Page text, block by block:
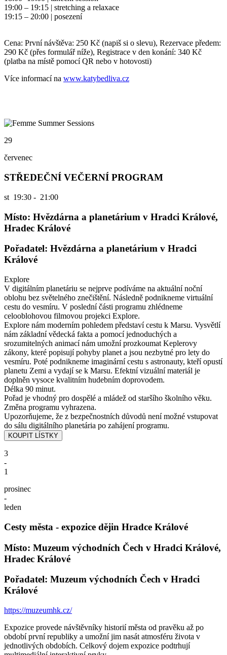
19:00 – 19:15 | stretching a relaxace
19:15 – 20:00 | posezení
Cena: První návštěva: 250 Kč (napiš si o slevu), Rezervace předem:
290 Kč (přes formulář níže), Registrace v den konání: 340 Kč
(platba na místě pomocí QR nebo v hotovosti)
Více informací na www.katybedliva.cz
29
červenec
STŘEDEČNÍ VEČERNÍ PROGRAM
st 19:30 - 21:00
Místo: Hvězdárna a planetárium v Hradci Králové,
Hradec Králové
Pořadatel: Hvězdárna a planetárium v Hradci
Králové
Explore
V digitálním planetáriu se nejprve podíváme na aktuální noční
oblohu bez světelného znečištění. Následně podnikneme virtuální
cestu do vesmíru. V poslední části programu zhlédneme
celooblohovou filmovou projekci Explore.
Explore nám moderním pohledem představí cestu k Marsu. Vysvětlí
nám základní vědecká fakta a pomocí jednoduchých a
srozumitelných animací nám umožní prozkoumat Keplerovy
zákony, které popisují pohyby planet a jsou nezbytné pro lety do
vesmíru. Poté podnikneme imaginární cestu s astronauty, kteří opustí
planetu Zemi a vydají se k Marsu. Efektní vizuální materiál je
doplněn vysoce kvalitním hudebním doprovodem.
Délka 90 minut.
Pořad je vhodný pro dospělé a mládež od staršího školního věku.
Změna programu vyhrazena.
Upozorňujeme, že z bezpečnostních důvodů není možné vstupovat
do sálu digitálního planetária po zahájení programu.
3
-
1
prosinec
-
leden
Cesty města - expozice dějin Hradce Králové
Místo: Muzeum východních Čech v Hradci Králové,
Hradec Králové
Pořadatel: Muzeum východních Čech v Hradci
Králové
https://muzeumhk.cz/
Expozice provede návštěvníky historií města od pravěku až po
období první republiky a umožní jim nasát atmosféru života v
jednotlivých obdobích. Celkový dojem expozice podtrhují